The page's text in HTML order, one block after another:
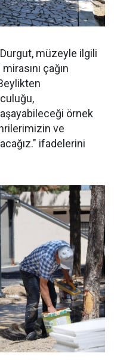
müzeyle ilgili
çağın
örnek
ve
ifadelerini